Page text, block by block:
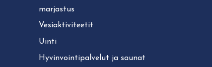
marjastus
Ve­siak­ti­vi­tee­tit
Uinti
Hy­vin­voin­ti­pal­ve­lut ja saunat